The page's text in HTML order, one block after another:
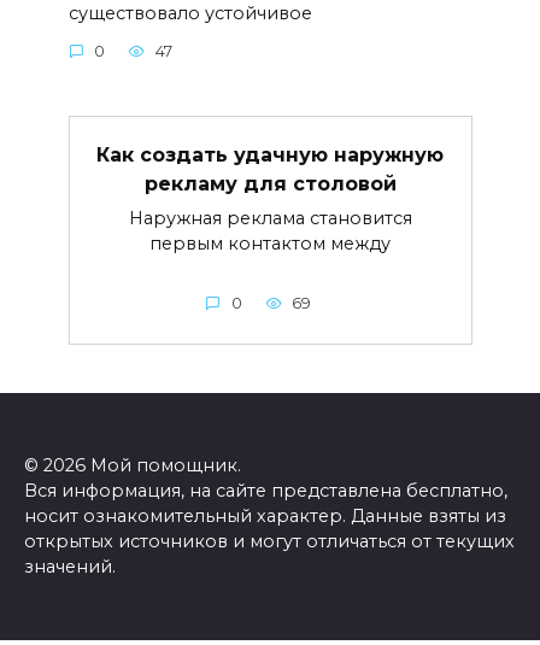
существовало устойчивое
0 47
Как создать удачную наружную
рекламу для столовой
Наружная реклама становится
первым контактом между
0 69
© 2026 Мой помощник.
Вся информация, на сайте представлена бесплатно,
носит ознакомительный характер. Данные взяты из
открытых источников и могут отличаться от текущих
значений.